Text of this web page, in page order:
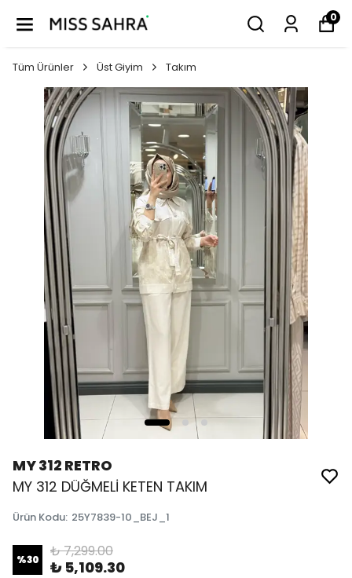
0
Tüm Ürünler Üst Giyim Takım
MY 312 RETRO
MY 312 DÜĞMELİ KETEN TAKIM
Ürün Kodu: 25Y7839-10_BEJ_1
%30 ₺ 7,299.00
₺ 5,109.30